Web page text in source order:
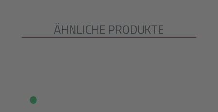
Produktgalerie überspringen
ÄHNLICHE PRODUKTE